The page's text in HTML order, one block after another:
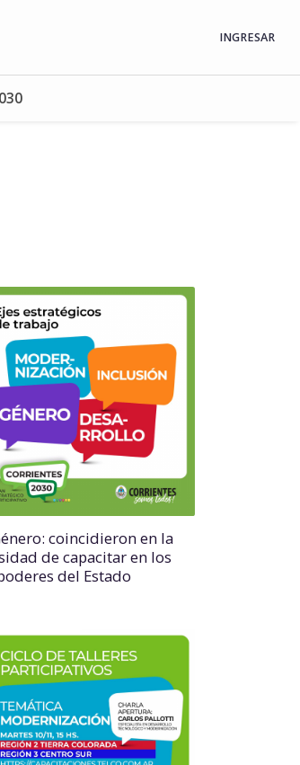
INGRESAR
coincidieron en la
de capacitar en los
del Estado